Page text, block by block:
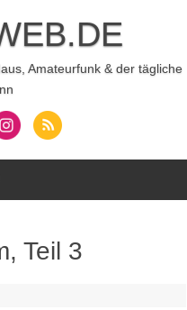
Amateurfunk & der tägliche
Teil 3